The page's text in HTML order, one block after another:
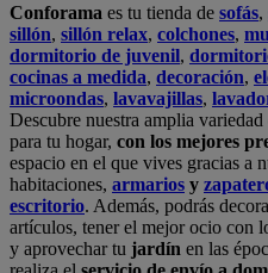
Conforama es tu tienda de sofás,
sillón, sillón relax, colchones,
dormitorio de juvenil,
cocinas a medida, decoración,
microondas, lavavajillas,
Descubre nuestra amplia
para tu hogar, con los mejores
espacio en el que vives gracias a
habitaciones, armarios y
escritorio. Además, podrás
artículos, tener el mejor ocio con
y aprovechar tu jardín en las